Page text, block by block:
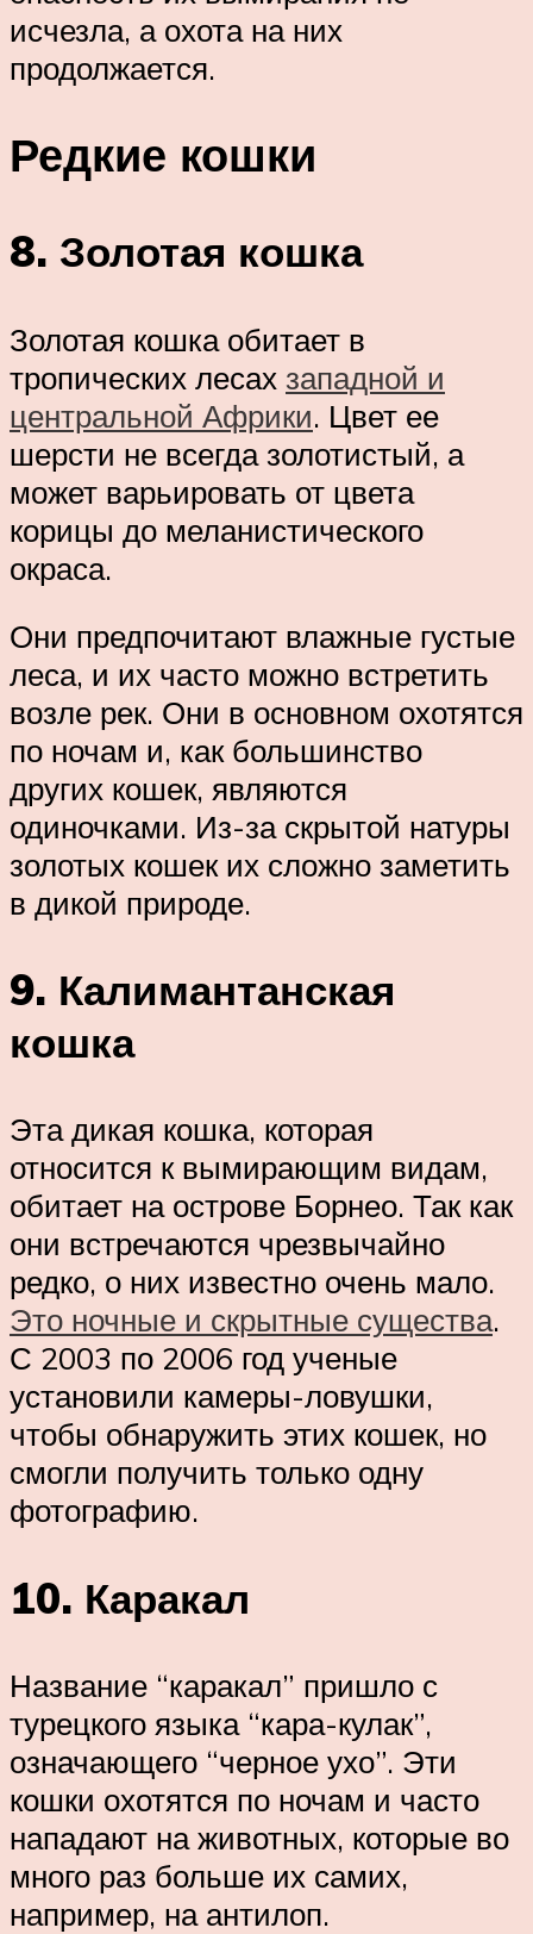
исчезла, а охота на них
продолжается.
Редкие кошки
8. Золотая кошка
Золотая кошка обитает в
тропических лесах западной и
центральной Африки. Цвет ее
шерсти не всегда золотистый, а
может варьировать от цвета
корицы до меланистического
окраса.
Они предпочитают влажные густые
леса, и их часто можно встретить
возле рек. Они в основном охотятся
по ночам и, как большинство
других кошек, являются
одиночками. Из-за скрытой натуры
золотых кошек их сложно заметить
в дикой природе.
9. Калимантанская
кошка
Эта дикая кошка, которая
относится к вымирающим видам,
обитает на острове Борнео. Так как
они встречаются чрезвычайно
редко, о них известно очень мало.
Это ночные и скрытные существа.
С 2003 по 2006 год ученые
установили камеры-ловушки,
чтобы обнаружить этих кошек, но
смогли получить только одну
фотографию.
10. Каракал
Название “каракал” пришло с
турецкого языка “кара-кулак”,
означающего “черное ухо”. Эти
кошки охотятся по ночам и часто
нападают на животных, которые во
много раз больше их самих,
например, на антилоп.